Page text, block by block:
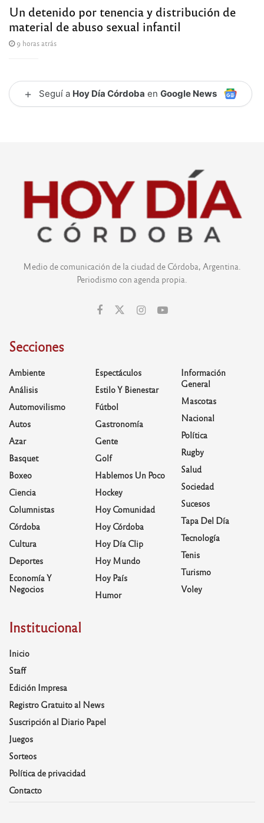
Un detenido por tenencia y distribución de
material de abuso sexual infantil
9 horas atrás
+ Seguí a Hoy Día Córdoba en Google News
Medio de comunicación de la ciudad de Córdoba, Argentina.
Periodismo con agenda propia.
Secciones
Ambiente
Análisis
Automovilismo
Autos
Azar
Basquet
Boxeo
Ciencia
Columnistas
Córdoba
Cultura
Deportes
Economía Y
Negocios
Espectáculos
Estilo Y Bienestar
Fútbol
Gastronomía
Gente
Golf
Hablemos Un Poco
Hockey
Hoy Comunidad
Hoy Córdoba
Hoy Día Clip
Hoy Mundo
Hoy País
Humor
Información
General
Mascotas
Nacional
Política
Rugby
Salud
Sociedad
Sucesos
Tapa Del Día
Tecnología
Tenis
Turismo
Voley
Institucional
Inicio
Staff
Edición Impresa
Registro Gratuito al News
Suscripción al Diario Papel
Juegos
Sorteos
Política de privacidad
Contacto